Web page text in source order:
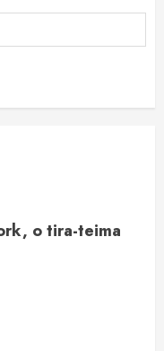
o tira-teima